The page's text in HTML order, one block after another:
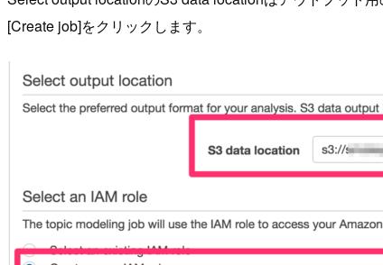
[Create job]をクリックします。